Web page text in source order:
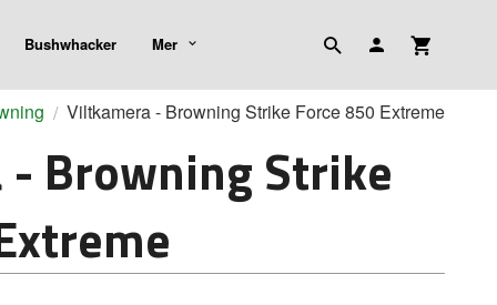
Bushwhacker Mer
Viltkamera - Browning Strike Force 850 Extreme
Browning Strike